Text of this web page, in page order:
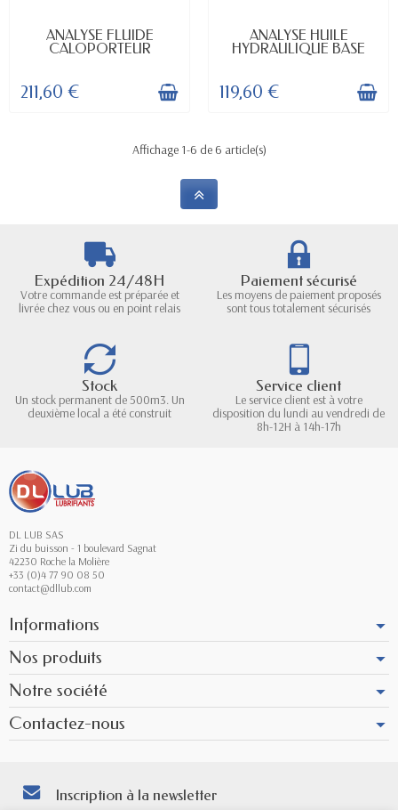
DISPONIBLE
ANALYSE FLUIDE
CALOPORTEUR
211,60 €
DISPONIBLE
ANALYSE HUILE
HYDRAULIQUE BASE
119,60 €
Affichage 1-6 de 6 article(s)
Expédition 24/48H
Votre commande est préparée et
livrée chez vous ou en point relais
Paiement sécurisé
Les moyens de paiement proposés
sont tous totalement sécurisés
Stock
Un stock permanent de 500m3. Un
deuxième local a été construit
Service client
Le service client est à votre
disposition du lundi au vendredi de
8h-12H à 14h-17h
DL LUB SAS
Zi du buisson - 1 boulevard Sagnat
42230 Roche la Molière
+33 (0)4 77 90 08 50
contact@dllub.com
Informations
Nos produits
Notre société
Contactez-nous
Inscription à la newsletter